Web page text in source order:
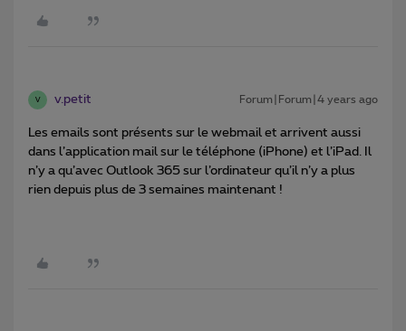
V v.petit Forum|Forum|4 years ago
Les emails sont présents sur le webmail et arrivent aussi
dans l’application mail sur le téléphone (iPhone) et l’iPad. Il
n’y a qu’avec Outlook 365 sur l’ordinateur qu’il n’y a plus
rien depuis plus de 3 semaines maintenant !